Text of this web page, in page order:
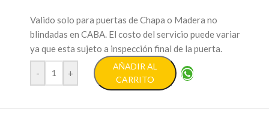
Valido solo para puertas de Chapa o Madera no
blindadas en CABA. El costo del servicio puede variar
ya que esta sujeto a inspección final de la puerta.
- +
AÑADIR AL
CARRITO